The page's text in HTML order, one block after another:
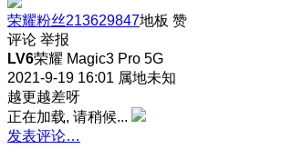
荣耀粉丝213629847地板 赞
评论 举报
LV6荣耀 Magic3 Pro 5G
2021-9-19 16:01 属地未知
越更越差呀
正在加载, 请稍候...
发表评论…